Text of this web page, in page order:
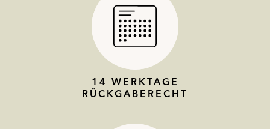
14 WERKTAGE
RÜCKGABERECHT